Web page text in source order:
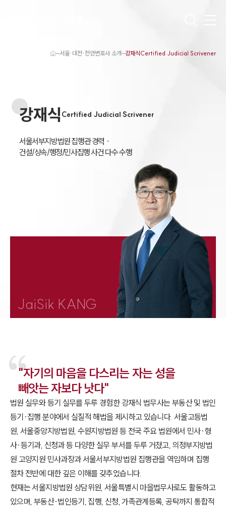
천안이혼전문변호사
천안학교폭력변호사
천안부동산변호사
천안변호사 업무분야
천안변호사 주요 업무사례
서울·대전·천안변호사 소개 강재식Certified Judicial Scrivener
Certified Judicial Scrivener
강재식
서울서부지방법원 집행관 경력 ·
건설/상속/행정/민사집행 사건 다수 수행
JaiSik KANG
"자기의 마음을 다스리는 자는 성을
빼앗는 자보다 낫다"
법원 실무와 등기 실무를 두루 경험한 강재식 법무사는 부동산 및 법인
등기·집행 분야에서 실질적 해법을 제시하고 있습니다. 서울고등법
원, 서울중앙지방법원, 수원지방법원 등 전국 주요 법원에서 민사·형
사·등기과, 신청과 등 다양한 실무 부서를 두루 거쳤고, 의정부지방법
원 고양지원 민사과장과 서울서부지방법원 집행관을 역임하며 집행
절차 전반에 대한 깊은 이해를 갖추었습니다.
현재는 서울지방법원 상담위원, 서울특별시 마을법무사로도 활동하고
있으며, 부동산·법인등기, 집행, 신청, 가족관계등록, 공탁까지 통합적